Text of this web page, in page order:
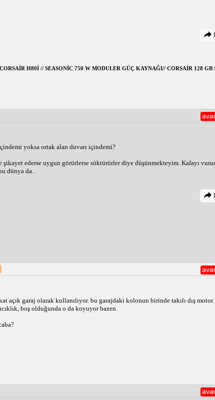
dikkatle yapılmalıdır. Montaj işlemi, klimanın güvenli ve verimli
Kolonun sağlamlığının kontrol
vardır:
kolonun özelliklerine, klimanın boyutuna ve kişisel tercihlere
H80İ // SEASONİC 750 W MODULER GÜÇ KAYNAĞI// CORSAİR 128
yoksa ortak alan duvarı içindemi?
ederse uygun görürlerse söktürürler diye düşünmekteyim. Kafayı
dünya da..
açık garaj olarak kullanılıyor. bu garajdaki kolonun birinde takılı dış
boş olduğunda o da koyuyor bazen.